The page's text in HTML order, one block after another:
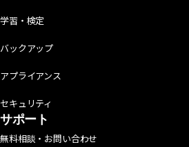
学習・検定
バックアップ
アプライアンス
セキュリティ
サポート
無料相談・お問い合わせ